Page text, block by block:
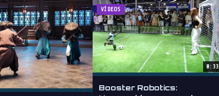
VÍDEOS
0:33
Booster Robotics: